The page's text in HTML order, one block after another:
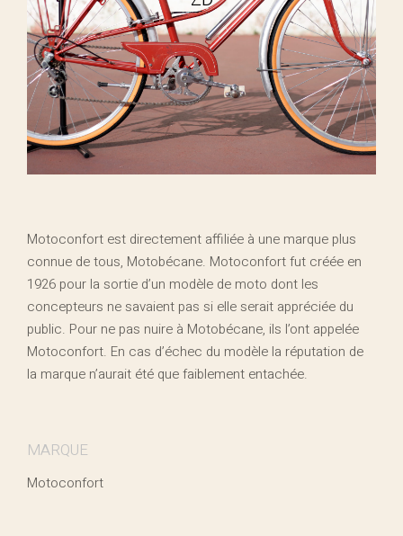
Motoconfort est directement affiliée à une marque plus
connue de tous, Motobécane. Motoconfort fut créée en
1926 pour la sortie d’un modèle de moto dont les
concepteurs ne savaient pas si elle serait appréciée du
public. Pour ne pas nuire à Motobécane, ils l’ont appelée
Motoconfort. En cas d’échec du modèle la réputation de
la marque n’aurait été que faiblement entachée.
MARQUE
Motoconfort